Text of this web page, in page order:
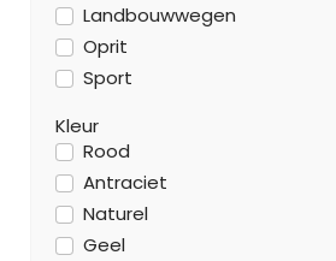
Landbouwwegen
Oprit
Sport
Kleur
Rood
Antraciet
Naturel
Geel